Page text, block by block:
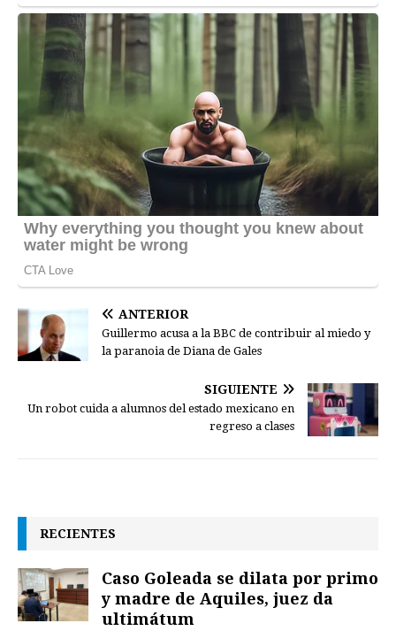
ANTERIOR
Guillermo acusa a la BBC de contribuir al miedo y
la paranoia de Diana de Gales
SIGUIENTE
Un robot cuida a alumnos del estado mexicano en
regreso a clases
RECIENTES
Caso Goleada se dilata por primo
y madre de Aquiles, juez da
ultimátum